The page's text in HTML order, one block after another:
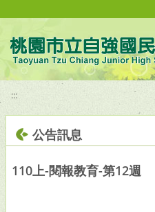
:::
公告訊息
110上-閱報教育-第12週